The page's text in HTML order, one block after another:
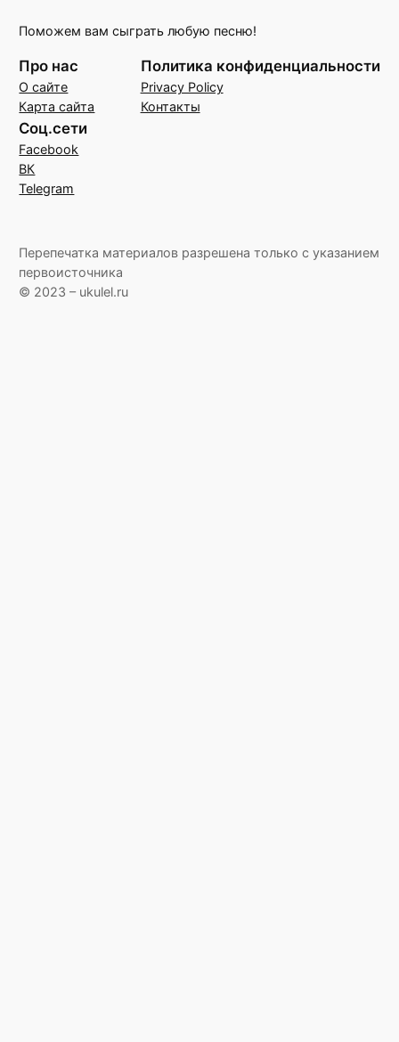
Поможем вам сыграть любую песню!
Про нас
О сайте
Карта сайта
Политика конфиденциальности
Privacy Policy
Контакты
Соц.сети
Facebook
ВК
Telegram
Перепечатка материалов разрешена только с указанием
первоисточника
© 2023 – ukulel.ru